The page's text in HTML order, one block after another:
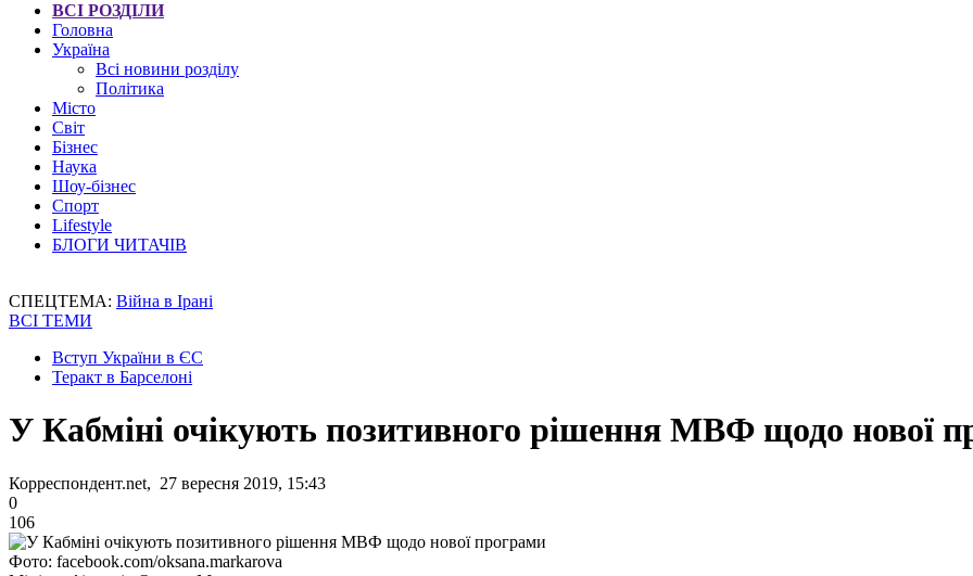
ВСІ РОЗДІЛИ
Головна
Україна
Всі новини розділу
Політика
Місто
Світ
Бізнес
Наука
Шоу-бізнес
Спорт
Lifestyle
БЛОГИ ЧИТАЧІВ
СПЕЦТЕМА: Війна в Ірані
ВСІ ТЕМИ
Вступ України в ЄС
Теракт в Барселоні
У Кабміні очікують позитивного рішення МВФ щодо нової
Корреспондент.net, 27 вересня 2019, 15:43
0
106
Фото: facebook.com/oksana.markarova